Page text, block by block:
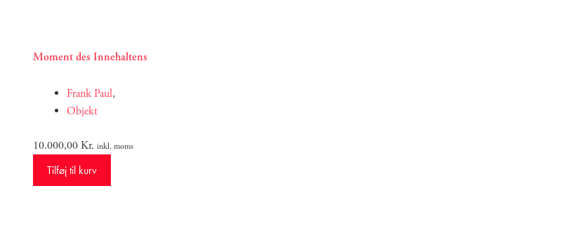
Moment des Innehaltens
Frank Paul,
Objekt
10.000,00Kr. inkl. moms
Tilføj til kurv